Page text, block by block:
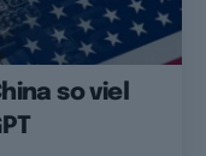
so viel